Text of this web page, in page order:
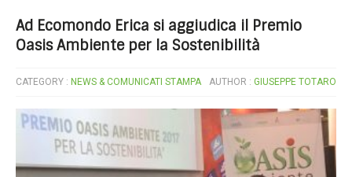
Ad Ecomondo Erica si aggiudica il Premio
Oasis Ambiente per la Sostenibilità
CATEGORY : NEWS & COMUNICATI STAMPA AUTHOR : GIUSEPPE TOTARO